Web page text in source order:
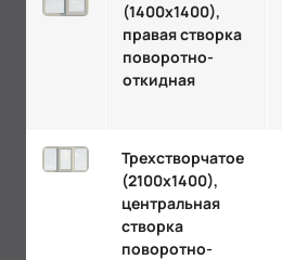
(1400х1400),
правая створка
поворотно-
откидная
Трехстворчатое
(2100х1400),
центральная
створка
поворотно-